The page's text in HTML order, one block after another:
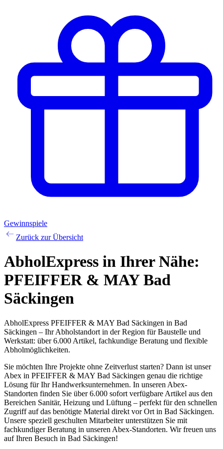
Gewinnspiele
Zurück zur Übersicht
AbholExpress in Ihrer Nähe:
PFEIFFER & MAY Bad
Säckingen
AbholExpress PFEIFFER & MAY Bad Säckingen in Bad
Säckingen – Ihr Abholstandort in der Region für Baustelle und
Werkstatt: über 6.000 Artikel, fachkundige Beratung und flexible
Abholmöglichkeiten.
Sie möchten Ihre Projekte ohne Zeitverlust starten? Dann ist unser
Abex in PFEIFFER & MAY Bad Säckingen genau die richtige
Lösung für Ihr Handwerksunternehmen. In unseren Abex-
Standorten finden Sie über 6.000 sofort verfügbare Artikel aus den
Bereichen Sanitär, Heizung und Lüftung – perfekt für den schnellen
Zugriff auf das benötigte Material direkt vor Ort in Bad Säckingen.
Unsere speziell geschulten Mitarbeiter unterstützen Sie mit
fachkundiger Beratung in unseren Abex-Standorten. Wir freuen uns
auf Ihren Besuch in Bad Säckingen!